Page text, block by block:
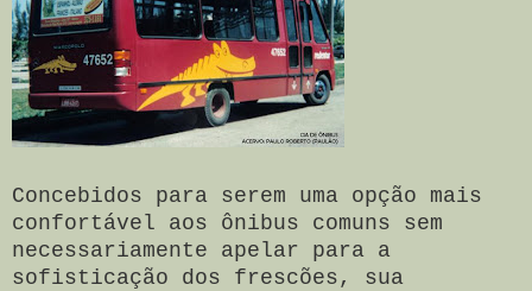
Concebidos para serem uma opção mais
confortável aos ônibus comuns sem
necessariamente apelar para a
sofisticação dos frescões, sua